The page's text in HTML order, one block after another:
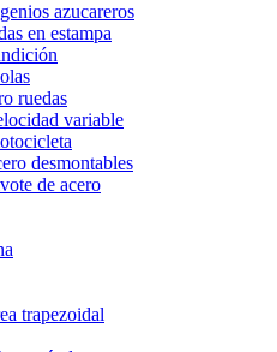
azucareros
en estampa
ruedas
variable
desmontables
de acero
trapezoidal